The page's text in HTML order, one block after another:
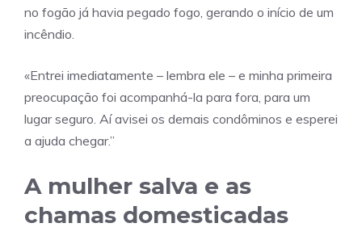
no fogão já havia pegado fogo, gerando o início de um
incêndio.
«Entrei imediatamente – lembra ele – e minha primeira
preocupação foi acompanhá-la para fora, para um
lugar seguro. Aí avisei os demais condôminos e esperei
a ajuda chegar.”
A mulher salva e as
chamas domesticadas